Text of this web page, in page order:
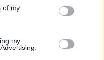
of my
my